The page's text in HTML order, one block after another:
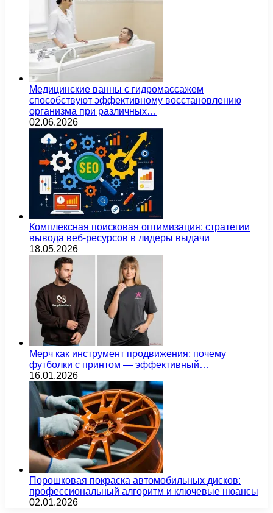
Медицинские ванны с гидромассажем
способствуют эффективному восстановлению
организма при различных…
02.06.2026
Комплексная поисковая оптимизация: стратегии
вывода веб-ресурсов в лидеры выдачи
18.05.2026
Мерч как инструмент продвижения: почему
футболки с принтом — эффективный…
16.01.2026
Порошковая покраска автомобильных дисков:
профессиональный алгоритм и ключевые нюансы
02.01.2026